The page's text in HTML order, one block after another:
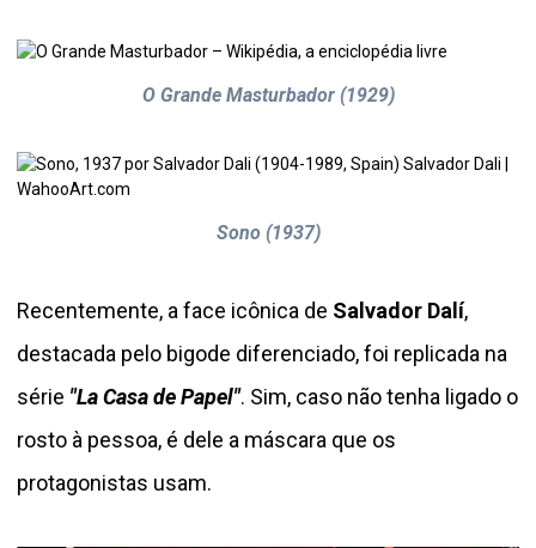
O Grande Masturbador (1929)
Sono (1937)
Recentemente, a face icônica de Salvador Dalí,
destacada pelo bigode diferenciado, foi replicada na
série "La Casa de Papel". Sim, caso não tenha ligado o
rosto à pessoa, é dele a máscara que os
protagonistas usam.